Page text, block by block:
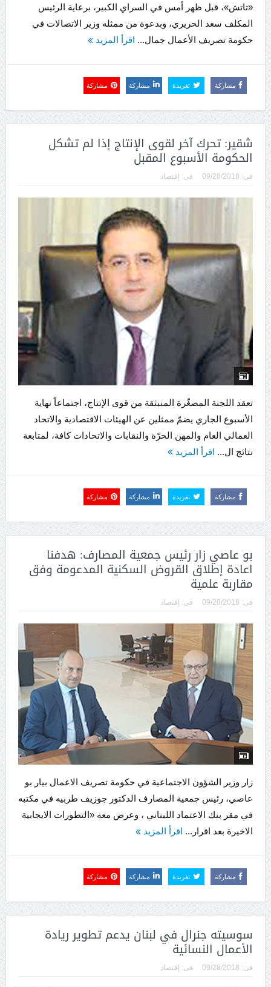
«تاتش»، قبل ظهر أمس في السراي الكبير، برعاية الرئيس
المكلف سعد الحريري، وبدعوة من ممثله وزير الاتصالات في
حكومة تصريف الأعمال جمال... اقرأ المزيد
مشاركة تغريدة مشاركة مشاركة
شقير: تحرك آخر لقوى الإنتاج إذا لم تشكل
الحكومة الأسبوع المقبل
فى: 09/28/2018 فى: إقتصاد
تعقد اللجنة المصغّرة المنبثقة من قوى الإنتاج، اجتماعاً نهاية
الأسبوع الجاري يضمّ ممثلين عن الهيئات الاقتصادية والاتحاد
العمالي العام والمهن الحرّة والنقابات والاتحادات كافة، لمتابعة
نتائج ال... اقرأ المزيد
مشاركة تغريدة مشاركة مشاركة
بو عاصي زار رئيس جمعية المصارف: هدفنا
اعادة إطلاق القروض السكنية المدعومة وفق
مقاربة علمية
فى: 09/28/2018 فى: إقتصاد
زار وزير الشؤون الاجتماعية في حكومة تصريف الاعمال بيار بو
عاصي، رئيس جمعية المصارف الدكتور جوزيف طربيه في مكتبه
في مقر بنك الاعتماد اللبناني ، وعرض معه «التطورات الايجابية
الاخيرة بعد اقرار... اقرأ المزيد
مشاركة تغريدة مشاركة مشاركة
سوسيته جنرال في لبنان يدعم تطوير ريادة
الأعمال النسائية
فى: 09/28/2018 فى: إقتصاد